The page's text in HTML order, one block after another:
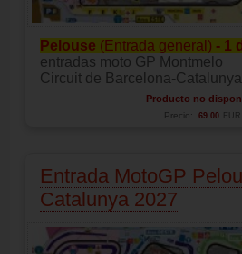
Pelouse (Entrada general) - 1
entradas moto GP Montmelo
Circuit de Barcelona-Catalunya
Producto no
Precio: 69.00 EUR
Entrada MotoGP
Catalunya 2027